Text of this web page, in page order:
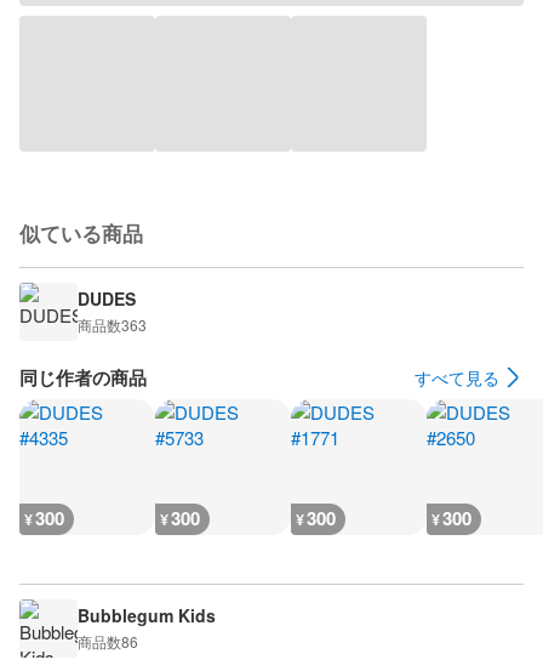
似ている商品
DUDES
商品数363
同じ作者の商品 すべて見る
¥300 ¥300 ¥300 ¥300
Bubblegum Kids
商品数86